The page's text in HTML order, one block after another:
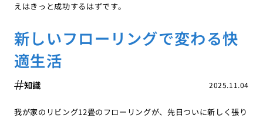
えはきっと成功するはずです。
新しいフローリングで変わる快
適生活
2025.11.04
知識
我が家のリビング12畳のフローリングが、先日ついに新しく張り